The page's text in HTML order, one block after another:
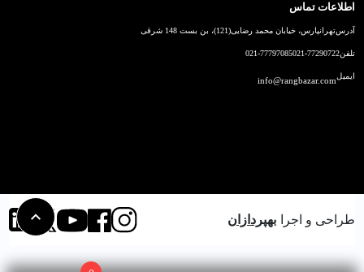
اطلاعات تماس
آدرستهرانپارس، خیابان محمد رضایی(121)، بن بست 148 شرقی
تلفن021-77290722
021-77797085
ایمیلinfo@rangbazar.com
طراحی و اجرا بهپردازان